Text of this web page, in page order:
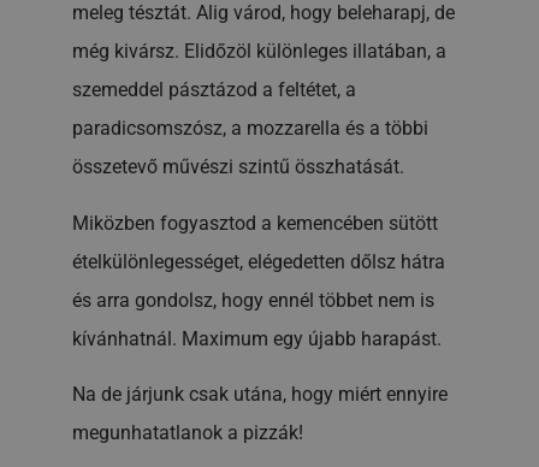
meleg tésztát. Alig várod, hogy beleharapj, de
még kivársz. Elidőzöl különleges illatában, a
szemeddel pásztázod a feltétet, a
paradicsomszósz, a mozzarella és a többi
összetevő művészi szintű összhatását.
Miközben fogyasztod a kemencében sütött
ételkülönlegességet, elégedetten dőlsz hátra
és arra gondolsz, hogy ennél többet nem is
kívánhatnál. Maximum egy újabb harapást.
Na de járjunk csak utána, hogy miért ennyire
megunhatatlanok a pizzák!